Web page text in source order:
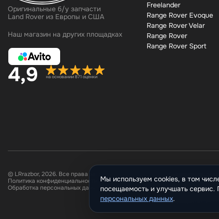
Оригинальные б/у запчасти
Land Rover из Европы и США
Наш магазин на других площадках
4,9 на основании 871 оценки
Freelander
Range Rover Evoque
Range Rover Velar
Range Rover
Range Rover Sport
© LRrazbor, 2026. Все права защищены.
Политика конфиденциальности
Обработка персональных данных
Все материалы
копирование,
ресурсы в
Мы используем cookies, в том
посещаемость и улучшать
персональных данных.